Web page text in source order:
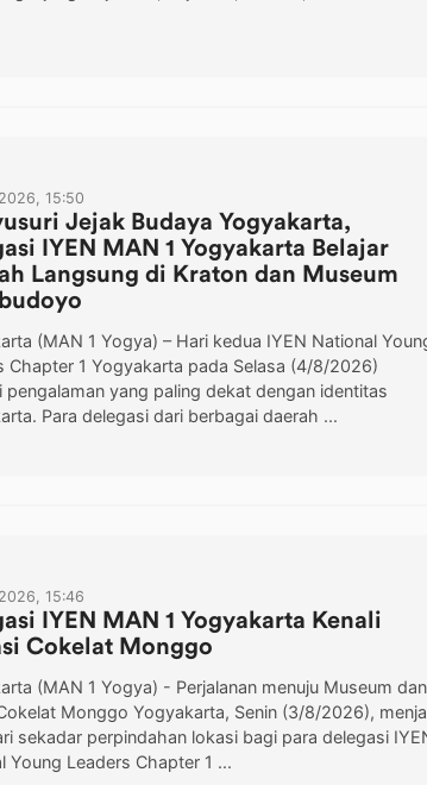
15:50
Jejak Budaya Yogyakarta,
IYEN MAN 1 Yogyakarta Belajar
Langsung di Kraton dan Museum
(MAN 1 Yogya) – Hari kedua IYEN National
Chapter 1 Yogyakarta pada Selasa (4/8/2026)
pengalaman yang paling dekat dengan identitas
Para delegasi dari berbagai daerah ...
15:46
IYEN MAN 1 Yogyakarta Kenali
Cokelat Monggo
(MAN 1 Yogya) - Perjalanan menuju Museum dan
Monggo Yogyakarta, Senin (3/8/2026),
sekadar perpindahan lokasi bagi para delegasi
Young Leaders Chapter 1 ...